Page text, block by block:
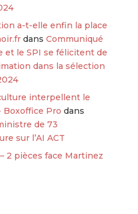
a-t-elle enfin la place
dans Communiqué
et le SPI se félicitent de
dans la sélection
interpellent le
Boxoffice Pro dans
de 73
sur l’AI ACT
2 pièces face Martinez